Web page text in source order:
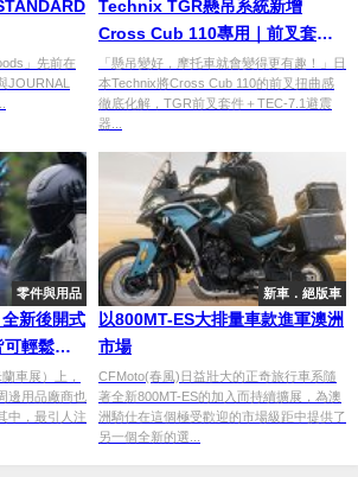
名鞋預計
摩托車
」先前在
JOURNAL
Technix TGR懸吊系統新增
Cross Cub 110專用｜前叉套件
＋TEC-7.1避震器完整開發訪談
「懸吊變好，摩托車就會變得更有趣！」日
本Technix將Cross Cub 110的前叉扭曲感
徹底化解，TGR前叉套件＋TEC-7.1避震
器...
零件與用品
新後開式
輕鬆穿
車展）上，
邊用品廠商也
中，最引人注
新車．絕版車
以800MT-ES大排量車款進軍澳洲
市場
CFMoto(春風)日益壯大的正奇旅行車系隨
著全新800MT-ES的加入而持續擴展，為澳
洲騎仕在這個極受歡迎的市場級距中提供了
另一個全新的選...